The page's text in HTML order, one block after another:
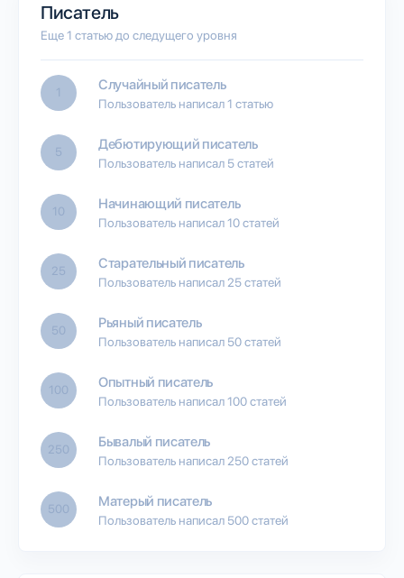
Писатель
Еще 1 статью до следущего уровня
1 Случайный писатель
Пользователь написал 1 статью
5 Дебютирующий писатель
Пользователь написал 5 статей
10 Начинающий писатель
Пользователь написал 10 статей
25 Старательный писатель
Пользователь написал 25 статей
50 Рьяный писатель
Пользователь написал 50 статей
100 Опытный писатель
Пользователь написал 100 статей
250 Бывалый писатель
Пользователь написал 250 статей
500 Матерый писатель
Пользователь написал 500 статей